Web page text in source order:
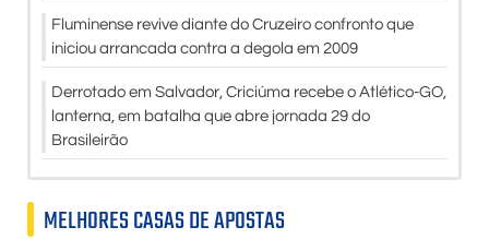
Fluminense revive diante do Cruzeiro confronto que
iniciou arrancada contra a degola em 2009
Derrotado em Salvador, Criciúma recebe o Atlético-GO,
lanterna, em batalha que abre jornada 29 do
Brasileirão
MELHORES CASAS DE APOSTAS